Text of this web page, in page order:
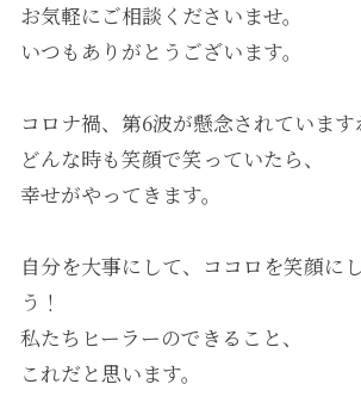
お気軽にご相談くださいませ。
いつもありがとうございます。
コロナ禍、第6波が懸念されています
どんな時も笑顔で笑っていたら、
幸せがやってきます。
自分を大事にして、ココロを笑顔に
う！
私たちヒーラーのできること、
これだと思います。